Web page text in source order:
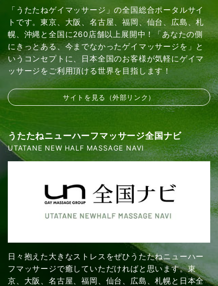
「うたたねゲイマッサージ」の全国総合ポータルサイ
トです。東京、大阪、名古屋、福岡、仙台、広島、札
幌、沖縄と全国に260店舗以上展開中！「あなたの側
にきっとある、今までなかったゲイマッサージを」と
いうコンセプトに、日本全国のお客様が気軽にゲイマ
ッサージをご利用頂ける世界を目指します！
サイトを見る（外部リンク）
うたたねニューハーフマッサージ全国ナビ
UTATANE NEW HALF MASSAGE NAVI
日々抱えた大きなストレスをぜひうたたねニューハー
フマッサージで癒していただければと思います。東
京、大阪、名古屋、福岡、仙台、広島、札幌と日本全